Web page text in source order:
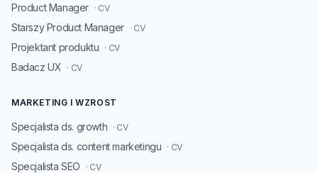
Product Manager · CV
Starszy Product Manager · CV
Projektant produktu · CV
Badacz UX · CV
MARKETING I WZROST
Specjalista ds. growth · CV
Specjalista ds. content marketingu · CV
Specjalista SEO · CV